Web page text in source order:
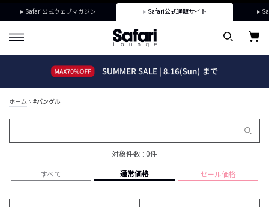
Safari公式ウェブマガジン Safari公式通販サイト
ホーム #バングル
対象件数 : 0件
すべて 通常価格 セール価格